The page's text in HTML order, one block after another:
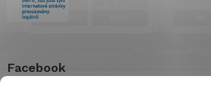
Facebook